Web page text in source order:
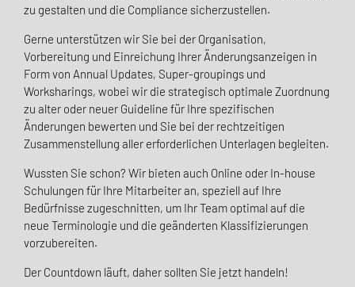
zu gestalten und die Compliance sicherzustellen.
Gerne unterstützen wir Sie bei der Organisation,
Vorbereitung und Einreichung Ihrer Änderungsanzeigen in
Form von Annual Updates, Super-groupings und
Worksharings, wobei wir die strategisch optimale Zuordnung
zu alter oder neuer Guideline für Ihre spezifischen
Änderungen bewerten und Sie bei der rechtzeitigen
Zusammenstellung aller erforderlichen Unterlagen begleiten.
Wussten Sie schon? Wir bieten auch Online oder In-house
Schulungen für Ihre Mitarbeiter an, speziell auf Ihre
Bedürfnisse zugeschnitten, um Ihr Team optimal auf die
neue Terminologie und die geänderten Klassifizierungen
vorzubereiten.
Der Countdown läuft, daher sollten Sie jetzt handeln!